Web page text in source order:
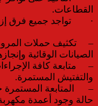
القطاعات.
· تواجد جميع فرق
– تكثيف حملات المرور
الصيانات الوقائية
– متابعة كافة
والتفتيش المستمرة.
– المتابعة المستمرة
حالة وجود أعمدة